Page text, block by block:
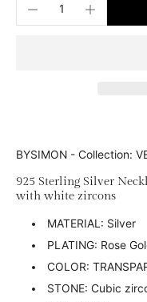
BYSIMON - Collection:
925 Sterling Silver
with white zircons
MATERIAL: Silver
PLATING: Rose
COLOR:
STONE: Cubic